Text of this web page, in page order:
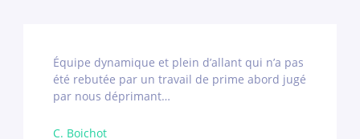
Équipe dynamique et plein d’allant qui n’a pas
été rebutée par un travail de prime abord jugé
par nous déprimant…
C. Boichot